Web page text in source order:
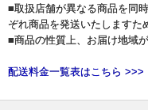
■取扱店舗が異なる商品を同
ぞれ商品を発送いたしますた
■商品の性質上、お届け地域
配送料金一覧表はこちら >>>